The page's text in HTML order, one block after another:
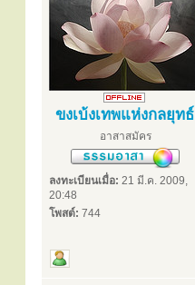
ขงเบ้งเทพแห่งกลยุทธ์
อาสาสมัคร
ลงทะเบียนเมื่อ: 21 มี.ค. 2009,
20:48
โพสต์: 744